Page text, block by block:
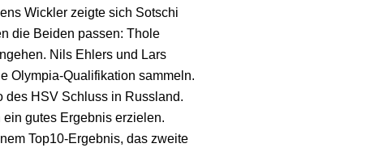
Wickler zeigte sich Sotschi
die Beiden passen: Thole
Nils Ehlers und Lars
Olympia-Qualifikation sammeln.
des HSV Schluss in Russland.
gutes Ergebnis erzielen.
Top10-Ergebnis, das zweite